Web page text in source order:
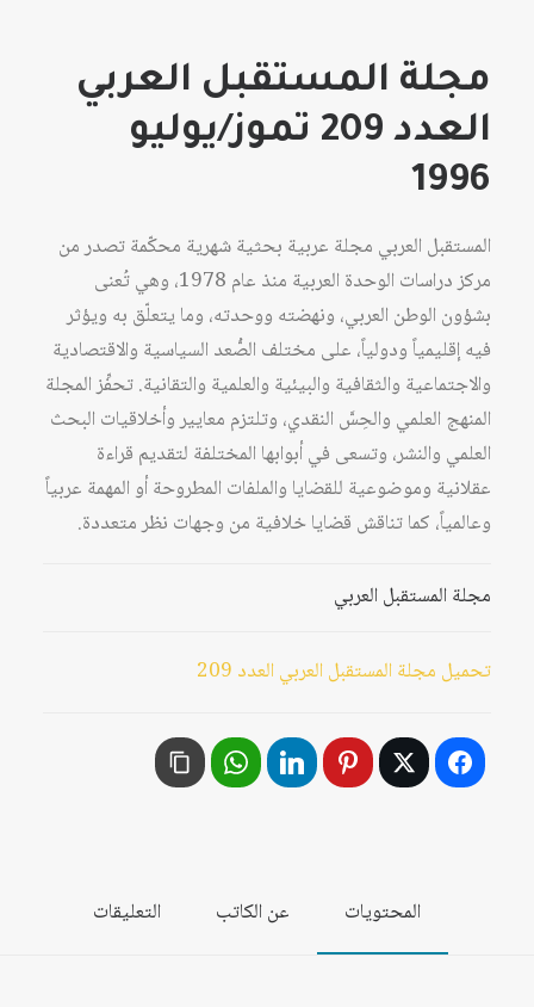
مجلة المستقبل العربي
العدد 209 تموز/يوليو
1996
المستقبل العربي مجلة عربية بحثية شهرية محكّمة تصدر من
مركز دراسات الوحدة العربية منذ عام 1978، وهي تُعنى
بشؤون الوطن العربي، ونهضته ووحدته، وما يتعلّق به ويؤثر
فيه إقليمياً ودولياً، على مختلف الصُّعد السياسية والاقتصادية
والاجتماعية والثقافية والبيئية والعلمية والتقانية. تحفِّز المجلة
المنهج العلمي والحِسَّ النقدي، وتلتزم معايير وأخلاقيات البحث
العلمي والنشر، وتسعى في أبوابها المختلفة لتقديم قراءة
عقلانية وموضوعية للقضايا والملفات المطروحة أو المهمة عربياً
وعالمياً، كما تناقش قضايا خلافية من وجهات نظر متعددة.
مجلة المستقبل العربي
تحميل مجلة المستقبل العربي العدد 209
المحتويات عن الكاتب التعليقات